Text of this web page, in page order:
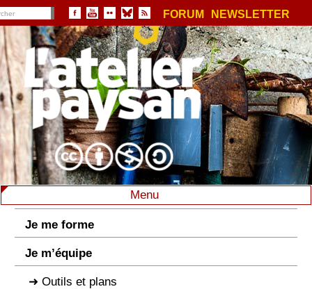
FORUM NEWSLETTER
Menu
Je me forme
Je m’équipe
Outils et plans